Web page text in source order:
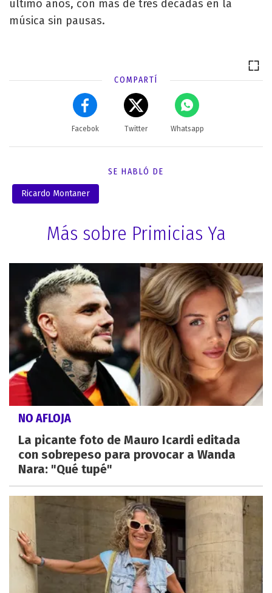
último años, con más de tres décadas en la
música sin pausas.
COMPARTÍ
Facebok Twitter Whatsapp
SE HABLÓ DE
Ricardo Montaner
Más sobre Primicias Ya
NO AFLOJA
La picante foto de Mauro Icardi editada
con sobrepeso para provocar a Wanda
Nara: "Qué tupé"